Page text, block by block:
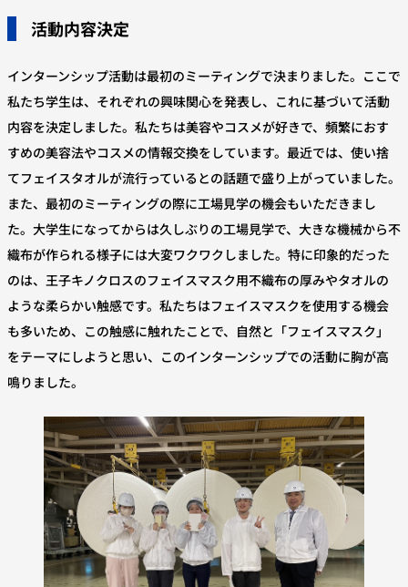
活動内容決定
インターンシップ活動は最初のミーティングで決まりました。ここで
私たち学生は、それぞれの興味関心を発表し、これに基づいて活動
内容を決定しました。私たちは美容やコスメが好きで、頻繁におす
すめの美容法やコスメの情報交換をしています。最近では、使い捨
てフェイスタオルが流行っているとの話題で盛り上がっていました。
また、最初のミーティングの際に工場見学の機会もいただきまし
た。大学生になってからは久しぶりの工場見学で、大きな機械から不
織布が作られる様子には大変ワクワクしました。特に印象的だった
のは、王子キノクロスのフェイスマスク用不織布の厚みやタオルの
ような柔らかい触感です。私たちはフェイスマスクを使用する機会
も多いため、この触感に触れたことで、自然と「フェイスマスク」
をテーマにしようと思い、このインターンシップでの活動に胸が高
鳴りました。